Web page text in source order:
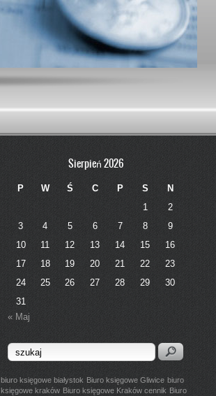
Sierpień 2026
P W Ś C P S
N
1
2
3
4 5 6 7 8
9
10
11 12 13 14 15
16
17
18 19 20 21 22
23
24
25 26 27 28 29
30
31
« Maj
biuro księgowe białystok Biuro księgowe Gliwice biuro
księgowe kraków Biuro księgowe Kraków cennik Biuro